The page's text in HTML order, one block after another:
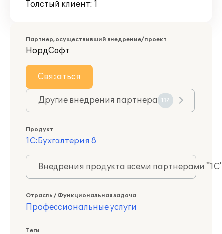
Толстый клиент: 1
Партнер, осуществивший внедрение/проект
НордСофт
Связаться
Другие внедрения партнера 117
Продукт
1С:Бухгалтерия 8
Внедрения продукта всеми партнерами
Отрасль / Функциональная задача
Профессиональные услуги
Теги